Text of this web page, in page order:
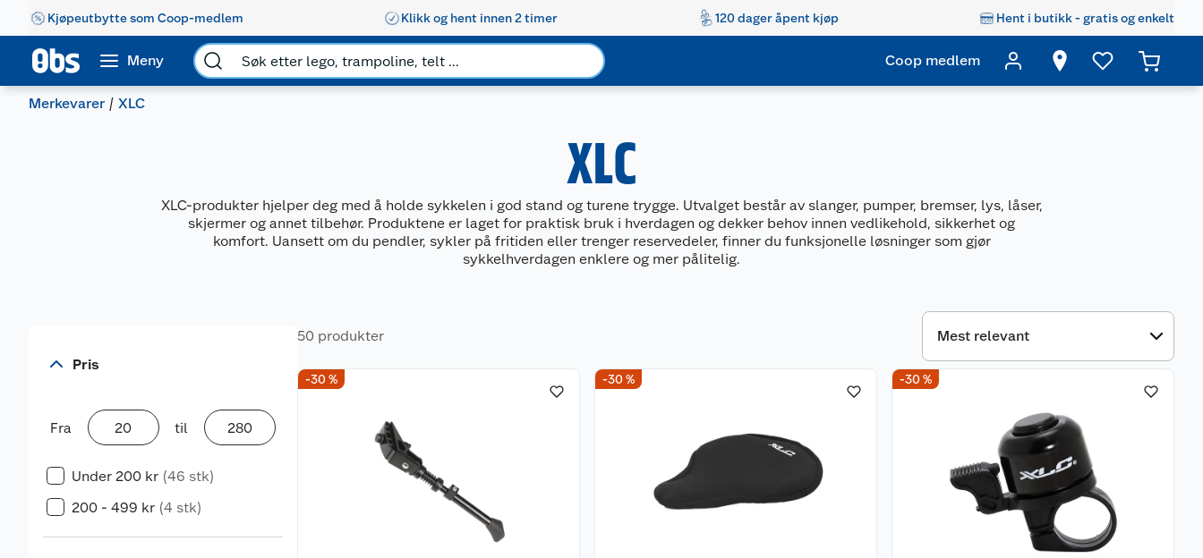
Kjøpeutbytte som Coop-medlem Klikk og hent innen 2 timer 120 dager åpent kjøp Hent i butikk - gratis og enkelt
Meny Coop medlem
Merkevarer XLC
XLC
XLC-produkter hjelper deg med å holde sykkelen i god stand og turene trygge. Utvalget består av slanger, pumper, bremser, lys, låser,
skjermer og annet tilbehør. Produktene er laget for praktisk bruk i hverdagen og dekker behov innen vedlikehold, sikkerhet og
komfort. Uansett om du pendler, sykler på fritiden eller trenger reservedeler, finner du funksjonelle løsninger som gjør
sykkelhverdagen enklere og mer pålitelig.
Pris
Fra til
Under 200 kr (46 stk)
200 - 499 kr (4 stk)
50 produkter
-30 % -30 % -30 %